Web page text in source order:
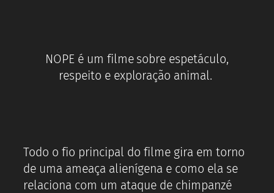
NOPE é um filme sobre espetáculo,
respeito e exploração animal.
Todo o fio principal do filme gira em torno
de uma ameaça alienígena e como ela se
relaciona com um ataque de chimpanzé